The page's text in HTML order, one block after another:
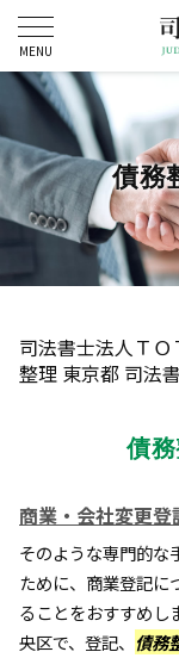
債務
司法書士法人ＴＯ
整理 東京都 司法
債
商業・会社変更登
そのような専門的な
ために、商業登記に
ることをおすすめし
央区で、登記、 債務